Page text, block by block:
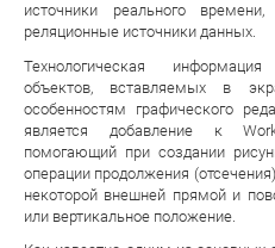
источники реального
реляционные источники данных.
Технологическая
объектов, вставляемых в
особенностям графического
является добавление к
помогающий при создании
операции продолжения
некоторой внешней прямой и
или вертикальное положение.